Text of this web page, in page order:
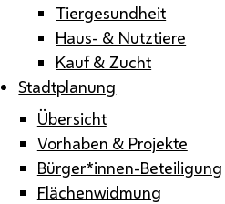
Tiergesundheit
Haus- & Nutztiere
Kauf & Zucht
Stadtplanung
Übersicht
Vorhaben & Projekte
Bürger*innen-Beteiligung
Flächenwidmung